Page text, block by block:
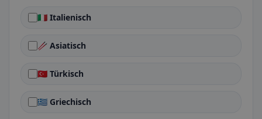
🇮🇹 Italienisch
🥢 Asiatisch
🇹🇷 Türkisch
🇬🇷 Griechisch